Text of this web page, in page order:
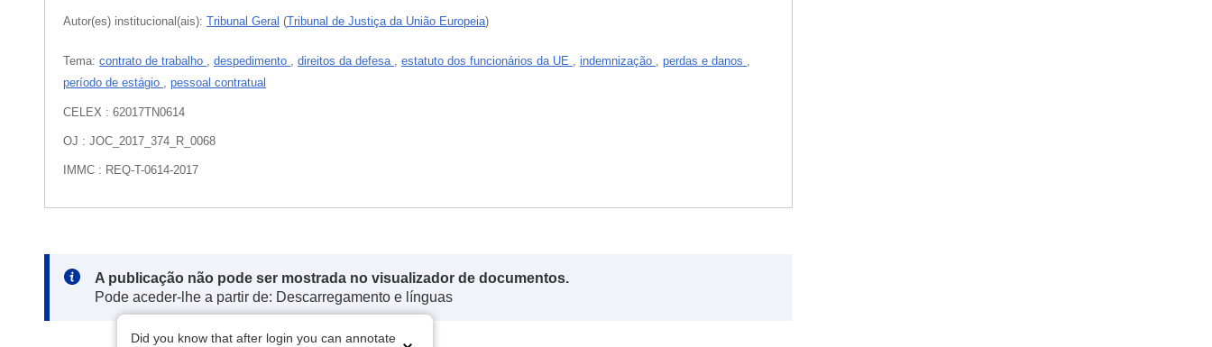
Autor(es) institucional(ais): Tribunal Geral (Tribunal de Justiça da União Europeia)
Tema: contrato de trabalho , despedimento , direitos da defesa , estatuto dos funcionários da UE , indemnização , perdas e danos ,
período de estágio , pessoal contratual
CELEX : 62017TN0614
OJ : JOC_2017_374_R_0068
IMMC : REQ-T-0614-2017
Note:
A publicação não pode ser mostrada no visualizador de documentos.
Pode aceder-lhe a partir de: Descarregamento e línguas
Did you know that after login you can annotate